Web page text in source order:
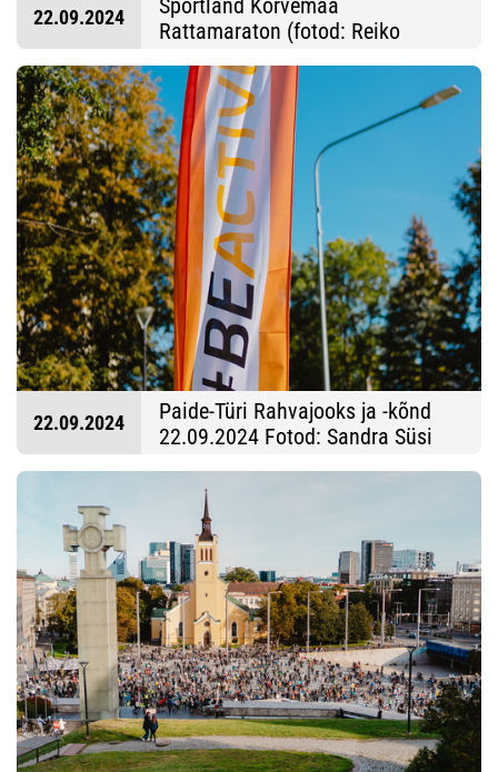
22.09.2024
Sportland Kõrvemaa
Rattamaraton (fotod: Reiko
22.09.2024
Paide-Türi Rahvajooks ja -kõnd
22.09.2024 Fotod: Sandra Süsi